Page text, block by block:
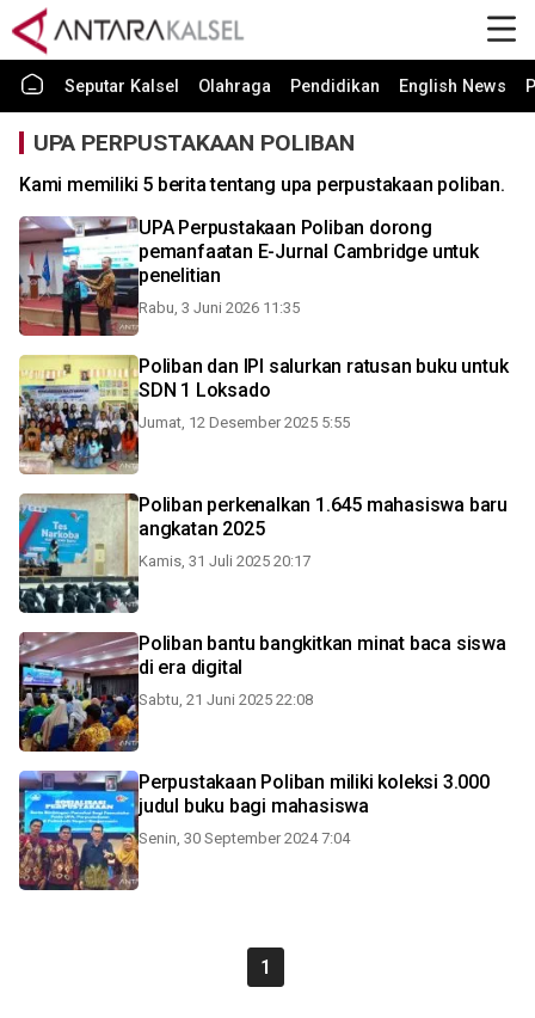
Seputar Kalsel Olahraga Pendidikan English News
UPA PERPUSTAKAAN POLIBAN
Kami memiliki 5 berita tentang upa perpustakaan poliban.
UPA Perpustakaan Poliban dorong
pemanfaatan E-Jurnal Cambridge untuk
penelitian
Rabu, 3 Juni 2026 11:35
Poliban dan IPI salurkan ratusan buku untuk
SDN 1 Loksado
Jumat, 12 Desember 2025 5:55
Poliban perkenalkan 1.645 mahasiswa baru
angkatan 2025
Kamis, 31 Juli 2025 20:17
Poliban bantu bangkitkan minat baca siswa
di era digital
Sabtu, 21 Juni 2025 22:08
Perpustakaan Poliban miliki koleksi 3.000
judul buku bagi mahasiswa
Senin, 30 September 2024 7:04
1